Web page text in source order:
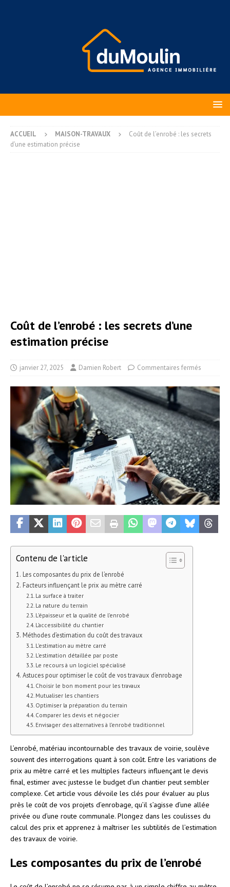
ACCUEIL MAISON-TRAVAUX
Coût de l’enrobé : les secrets
d’une estimation précise
Coût de l’enrobé : les secrets d’une
estimation précise
janvier 27, 2025 Damien Robert Commentaires fermés
Contenu de l'article
Les composantes du prix de l’enrobé
Facteurs influençant le prix au mètre carré
La surface à traiter
La nature du terrain
L’épaisseur et la qualité de l’enrobé
L’accessibilité du chantier
Méthodes d’estimation du coût des travaux
L’estimation au mètre carré
L’estimation détaillée par poste
Le recours à un logiciel spécialisé
Astuces pour optimiser le coût de vos travaux d’enrobage
Choisir le bon moment pour les travaux
Mutualiser les chantiers
Optimiser la préparation du terrain
Comparer les devis et négocier
Envisager des alternatives à l’enrobé traditionnel
L’enrobé, matériau incontournable des travaux de voirie, soulève
souvent des interrogations quant à son coût. Entre les variations de
prix au mètre carré et les multiples facteurs influençant le devis
final, estimer avec justesse le budget d’un chantier peut sembler
complexe. Cet article vous dévoile les clés pour évaluer au plus
près le coût de vos projets d’enrobage, qu’il s’agisse d’une allée
privée ou d’une route communale. Plongez dans les coulisses du
calcul des prix et apprenez à maîtriser les subtilités de l’estimation
des travaux de voirie.
Les composantes du prix de l’enrobé